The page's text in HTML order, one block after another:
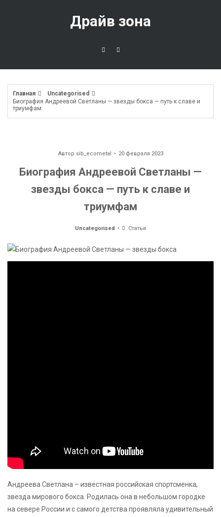
Драйв зона
Главная
Uncategorised
Биография Андреевой Светланы — звезды бокса — путь к славе и
триумфам
Автор sib_ecometal 20 февраля 2023
Биография Андреевой Светланы —
звезды бокса — путь к славе и
триумфам
Uncategorised Статья
Андреева Светлана – известная российская спортсменка,
звезда мирового бокса. Родилась она в небольшом городке
на севере России и с самого детства проявляла удивительный